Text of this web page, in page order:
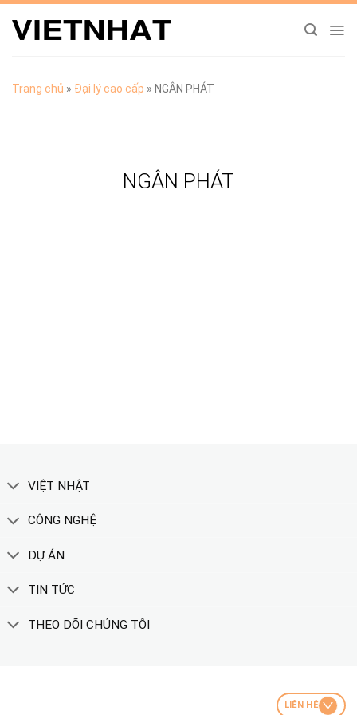
Chuyển
đến
Trang chủ » Đại lý cao cấp » NGÂN PHÁT
NGÂN PHÁT
VIỆT NHẬT
CÔNG NGHỆ
DỰ ÁN
TIN TỨC
THEO DÕI CHÚNG TÔI
LIÊN HỆ